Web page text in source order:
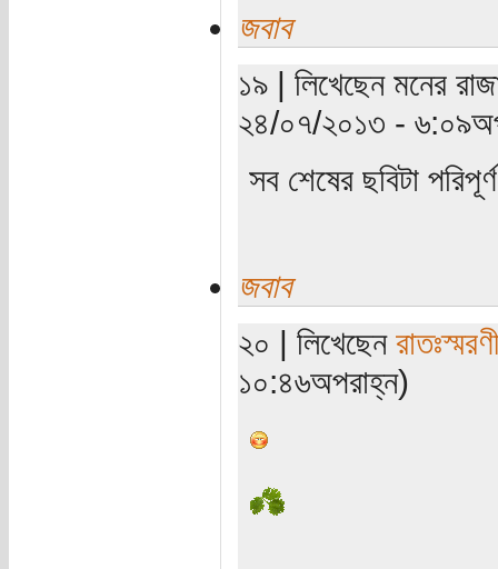
জবাব
১৯ | লিখেছেন মনের
২৪/০৭/২০১৩ -
সব শেষের ছবিটা
জবাব
২০ | লিখেছেন
১০:৪৬অপরাহ্ন)